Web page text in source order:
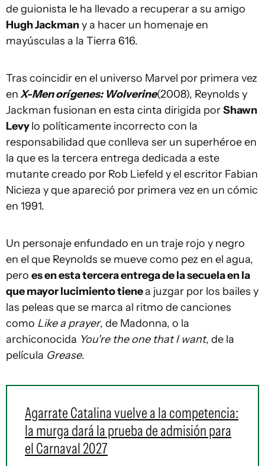
de guionista le ha llevado a recuperar a su amigo
Hugh Jackmany a hacer un homenaje en
mayúsculas a la Tierra 616.
Tras coincidir en el universo Marvel por primera vez
enX-Men orígenes: Wolverine(2008), Reynolds y
Jackman fusionan en esta cinta dirigida porShawn
Levylo políticamente incorrecto con la
responsabilidad que conlleva ser un superhéroe en
la que es la tercera entrega dedicada a este
mutante creado por Rob Liefeld y el escritor Fabian
Nicieza y que apareció por primera vez en un cómic
en 1991.
Un personaje enfundado en un traje rojo y negro
en el que Reynolds se mueve como pez en el agua,
pero es en esta tercera entrega de la secuela en la
que mayor lucimiento tienea juzgar por los bailes y
las peleas que se marca al ritmo de canciones
como Like a prayer, de Madonna, o la
archiconocida You're the one that I want, de la
película Grease.
Agarrate Catalina vuelve a la competencia:
la murga dará la prueba de admisión para
el Carnaval 2027